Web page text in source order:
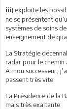
iii) exploite les
ne se présentent
systèmes de soins
enseignement de
La Stratégie
radar pour le
À mon successeur,
passent très vite.
La Présidence de la
mais très exaltante.